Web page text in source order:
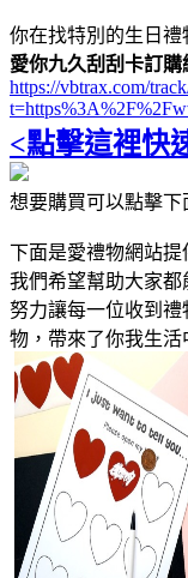
你在找特別的生日
愛你九久刮刮卡訂購
https://vbtrax.com/
<點擊這裡快
想要購買可以點擊
下面是愛禮物網站提
我們希望幫助大家
努力讓每一位收到
物，帶來了你我生活